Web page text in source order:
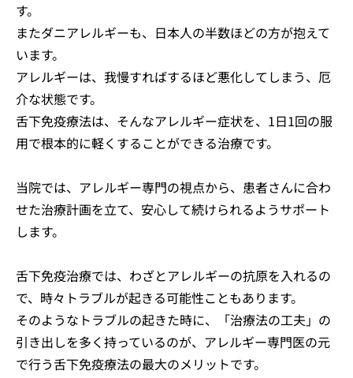
す。
またダニアレルギーも、日本人の半数ほどの方が抱えて
います。
アレルギーは、我慢すればするほど悪化してしまう、厄
介な状態です。
舌下免疫療法は、そんなアレルギー症状を、1日1回の服
用で根本的に軽くすることができる治療です。
当院では、アレルギー専門の視点から、患者さんに合わ
せた治療計画を立て、安心して続けられるようサポート
します。
舌下免疫治療では、わざとアレルギーの抗原を入れるの
で、時々トラブルが起きる可能性こともあります。
そのようなトラブルの起きた時に、「治療法の工夫」の
引き出しを多く持っているのが、アレルギー専門医の元
で行う舌下免疫療法の最大のメリットです。